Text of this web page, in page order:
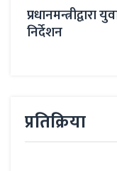
निर्देशन
प्रतिक्रिया